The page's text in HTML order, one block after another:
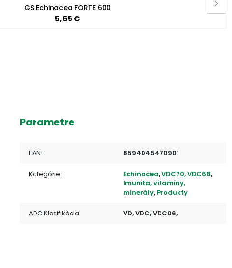
GS Echinacea FORTE 600
5,65 €
Parametre
EAN: 8594045470901
Kategórie: Echinacea,VDC70, VDC68,
Imunita, vitamíny,
minerály, Produkty
ADC Klasifikácia: VD, VDC, VDC06,